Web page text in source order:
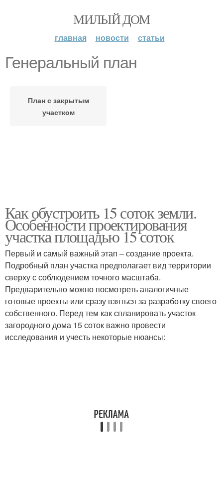
МИЛЫЙ ДОМ
главная новости статьи
Генеральный план
План с закрытым
участком
Как обустроить 15 соток земли.
Особенности проектирования
участка площадью 15 соток
Первый и самый важный этап – создание проекта.
Подробный план участка предполагает вид территории
сверху с соблюдением точного масштаба.
Предварительно можно посмотреть аналогичные
готовые проекты или сразу взяться за разработку своего
собственного. Перед тем как спланировать участок
загородного дома 15 соток важно провести
исследования и учесть некоторые нюансы: